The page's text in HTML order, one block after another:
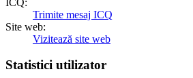
Trimite mesaj ICQ
Site web:
Vizitează site web
Statistici utilizator